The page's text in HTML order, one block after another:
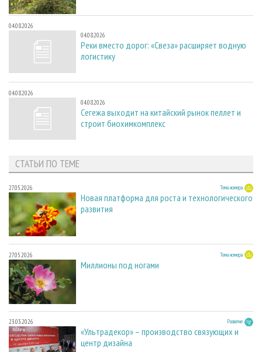
04.08.2026
04.08.2026
Реки вместо дорог: «Свеза» расширяет водную
логистику
04.08.2026
04.08.2026
Сегежа выходит на китайский рынок пеллет и
строит биохимкомплекс
СТАТЬИ ПО ТЕМЕ
27.05.2026 Тема номера
Новая платформа для роста и технологического
развития
27.05.2026 Тема номера
Миллионы под ногами
23.03.2026 Развитие
«Ультрадекор» – производство связующих и
центр дизайна